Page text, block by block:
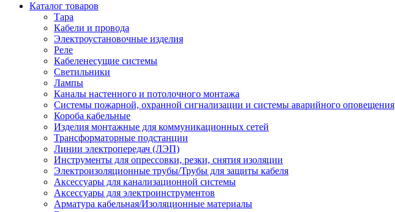
Каталог товаров
Тара
Кабели и провода
Электроустановочные изделия
Реле
Кабеленесущие системы
Светильники
Лампы
Каналы настенного и потолочного монтажа
Системы пожарной, охранной сигнализации и системы аварийного оповещения
Короба кабельные
Изделия монтажные для коммуникационных сетей
Трансформаторные подстанции
Линии электропередач (ЛЭП)
Инструменты для опрессовки, резки, снятия изоляции
Электроизоляционные трубы/Трубы для защиты кабеля
Аксессуары для канализационной системы
Аксессуары для электроинструментов
Арматура кабельная/Изоляционные материалы